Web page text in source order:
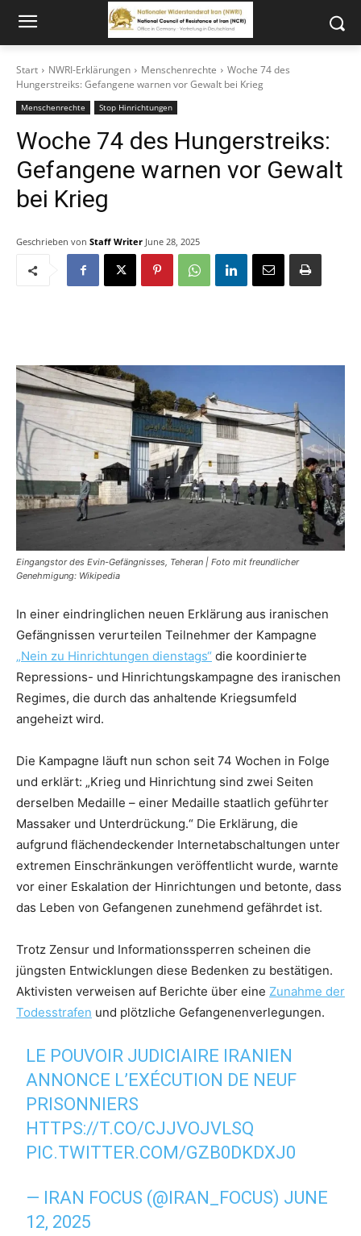
Start NWRI-Erklärungen Menschenrechte
Woche 74 des
Hungerstreiks: Gefangene warnen vor Gewalt bei Krieg
Menschenrechte Stop Hinrichtungen
Woche 74 des Hungerstreiks:
Gefangene warnen vor Gewalt
bei Krieg
Geschrieben von Staff Writer June 28, 2025
Eingangstor des Evin-Gefängnisses, Teheran | Foto mit freundlicher
Genehmigung: Wikipedia
In einer eindringlichen neuen Erklärung aus iranischen
Gefängnissen verurteilen Teilnehmer der Kampagne
„Nein zu Hinrichtungen dienstags“ die koordinierte
Repressions- und Hinrichtungskampagne des iranischen
Regimes, die durch das anhaltende Kriegsumfeld
angeheizt wird.
Die Kampagne läuft nun schon seit 74 Wochen in Folge
und erklärt: „Krieg und Hinrichtung sind zwei Seiten
derselben Medaille – einer Medaille staatlich geführter
Massaker und Unterdrückung.“ Die Erklärung, die
aufgrund flächendeckender Internetabschaltungen unter
extremen Einschränkungen veröffentlicht wurde, warnte
vor einer Eskalation der Hinrichtungen und betonte, dass
das Leben von Gefangenen zunehmend gefährdet ist.
Trotz Zensur und Informationssperren scheinen die
jüngsten Entwicklungen diese Bedenken zu bestätigen.
Aktivisten verweisen auf Berichte über eine Zunahme der
Todesstrafen und plötzliche Gefangenenverlegungen.
LE POUVOIR JUDICIAIRE IRANIEN
ANNONCE L’EXÉCUTION DE NEUF
PRISONNIERS
HTTPS://T.CO/CJJVOJVLSQ
PIC.TWITTER.COM/GZB0DKDXJ0
— IRAN FOCUS (@IRAN_FOCUS) JUNE
12, 2025